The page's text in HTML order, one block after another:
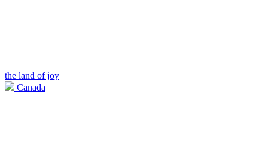
the land of joy
Canada